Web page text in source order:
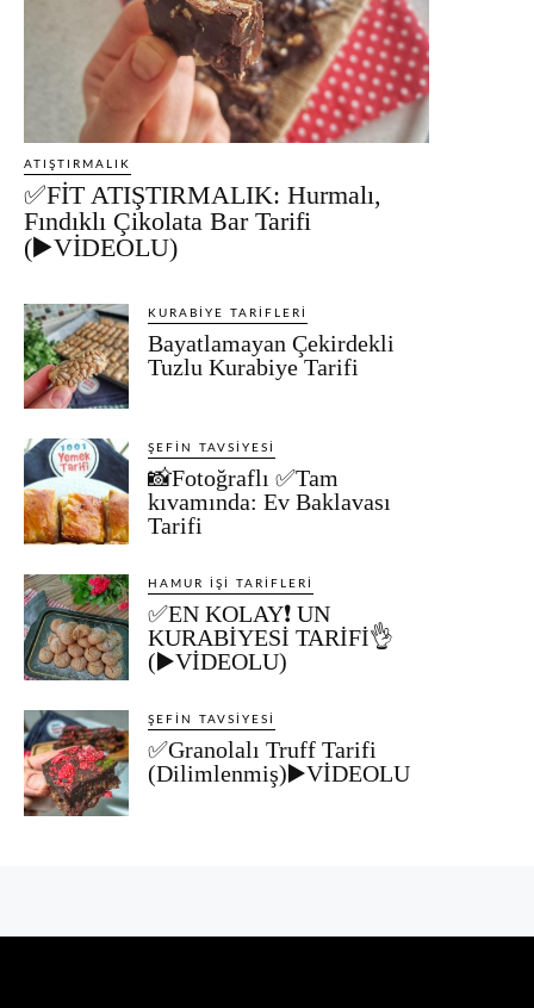
ATIŞTIRMALIK
✅FİT ATIŞTIRMALIK: Hurmalı,
Fındıklı Çikolata Bar Tarifi
(▶️VİDEOLU)
KURABIYE TARIFLERI
Bayatlamayan Çekirdekli
Tuzlu Kurabiye Tarifi
ŞEFIN TAVSIYESI
📸Fotoğraflı ✅Tam
kıvamında: Ev Baklavası
Tarifi
HAMUR İŞI TARIFLERI
✅EN KOLAY❗ UN
KURABİYESİ TARİFİ👌
(▶️VİDEOLU)
ŞEFIN TAVSIYESI
✅Granolalı Truff Tarifi
(Dilimlenmiş)▶️VİDEOLU